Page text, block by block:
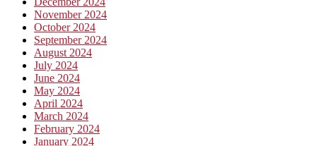
November 2024
October 2024
September 2024
August 2024
July 2024
June 2024
May 2024
April 2024
March 2024
February 2024
January 2024